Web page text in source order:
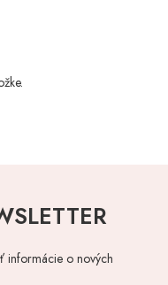
informácie o nových